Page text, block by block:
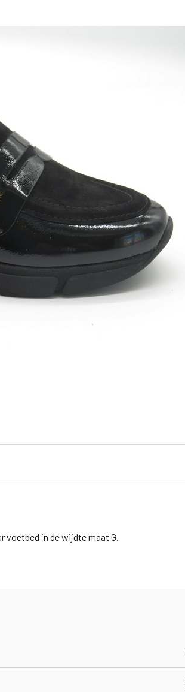
voetbed in de wijdte maat G.